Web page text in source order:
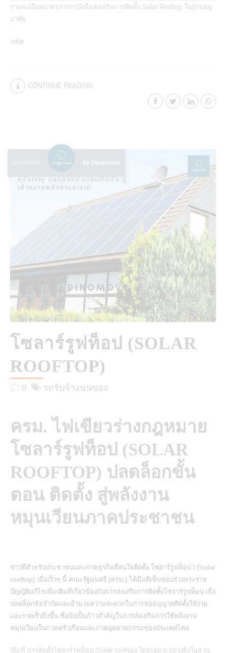
รายละเอียดมาตรการภาษีเพื่อส่งเสริมการติดตั้ง Solar Rooftop ในบ้านอยู่
อาศัย
solar
CONTINUE READING
31/07/2025 by Dinomove
โซลาร์รูฟท็อป (SOLAR
ROOFTOP)
0 รถรับจ้างขนของ
ครม. ไฟเขียวร่างกฎหมาย
โซลาร์รูฟท็อป (SOLAR
ROOFTOP) ปลดล็อกขั้น
ตอน ติดตั้ง สู่พลังงาน
หมุนเวียนภาคประชาชน
ข่าวดีสำหรับประชาชนและภาคธุรกิจที่สนใจติดตั้ง โซลาร์รูฟท็อป ! (Solar
rooftop) เมื่อเร็วๆ นี้ คณะรัฐมนตรี (ครม.) ได้มีมติเห็นชอบร่างพระราช
บัญญัติแก้ไขเพิ่มเติมที่เกี่ยวข้องกับการส่งเสริมการติดตั้งโซลาร์รูฟท็อป เพื่อ
ปลดล็อกข้อจำกัดและอำนวยความสะดวกในการขออนุญาตติดตั้งให้ง่าย
และรวดเร็วยิ่งขึ้น ซึ่งนับเป็นก้าวสำคัญในการส่งเสริมการใช้พลังงาน
หมุนเวียนในภาคครัวเรือนและภาคอุตสาหกรรมของประเทศไทย
เดิมที การติดตั้งโซลาร์รูฟท็อป (Solar rooftop) โดยเฉพาะอย่างยิ่งในส่วน